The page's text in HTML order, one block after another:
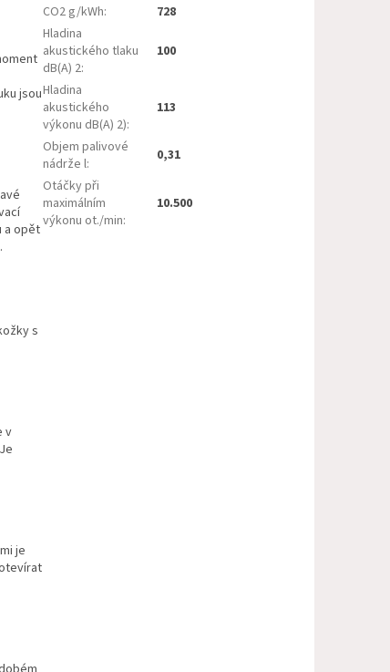
jsou
a opět
s
v
je
CO2 g/kWh:
728
Hladina
akustického tlaku
dB(A) 2:
100
Hladina
akustického
výkonu dB(A) 2):
113
Objem palivové
nádrže l:
0,31
Otáčky při
maximálním
výkonu ot./min:
10.500